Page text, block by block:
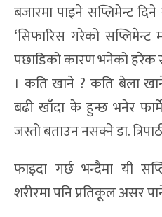
बजारमा पाइने सप्लिमेन्ट
‘सिफारिस गरेको सप्लिमेन्ट
पछाडिको कारण भनेको हरेक
। कति खाने ? कति बेला
बढी खाँदा के हुन्छ भनेर
जस्तो बताउन नसक्ने डा.
फाइदा गर्छ भन्दैमा यी
शरीरमा पनि प्रतिकूल असर